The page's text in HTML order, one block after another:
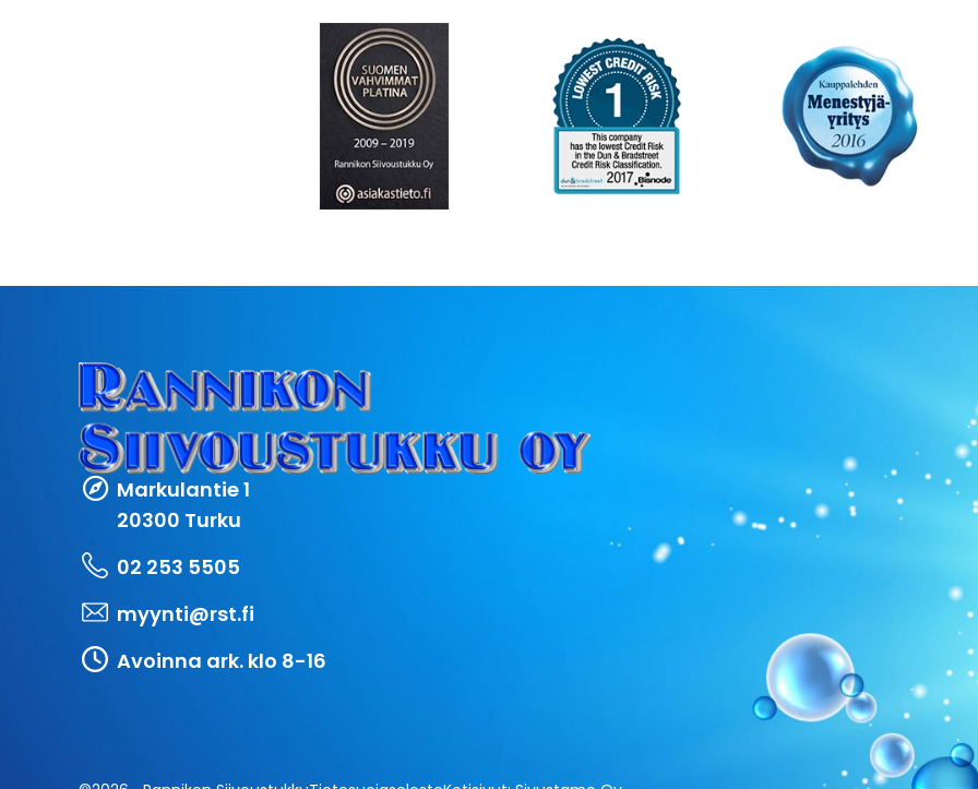
Markulantie 1
20300 Turku
02 253 5505
myynti@rst.fi
Avoinna ark. klo 8-16